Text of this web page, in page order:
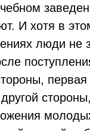
И хотя в
люди не
первая